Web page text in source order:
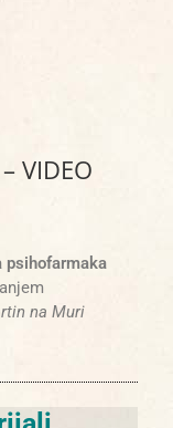
VIDEO
psihofarmaka
na Muri